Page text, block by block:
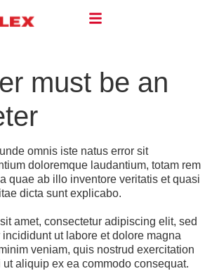
must be an
omnis iste natus error sit
doloremque laudantium, totam rem
quae ab illo inventore veritatis et quasi
dicta sunt explicabo.
amet, consectetur adipiscing elit, sed
ut labore et dolore magna
veniam, quis nostrud exercitation
aliquip ex ea commodo consequat.